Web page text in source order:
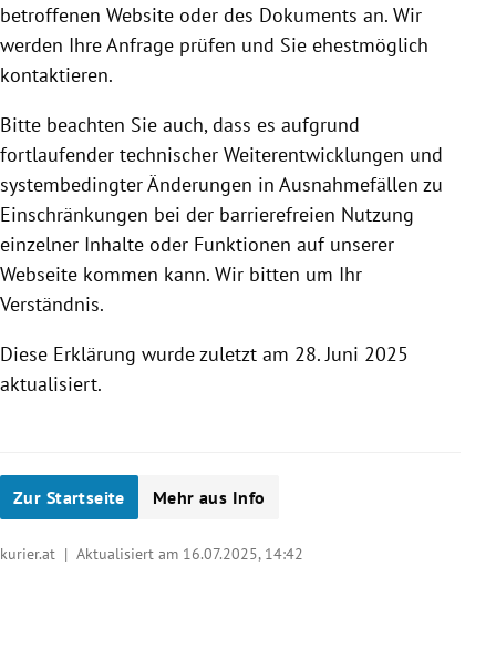
betroffenen Website oder des Dokuments an. Wir
werden Ihre Anfrage prüfen und Sie ehestmöglich
kontaktieren.
Bitte beachten Sie auch, dass es aufgrund
fortlaufender technischer Weiterentwicklungen und
systembedingter Änderungen in Ausnahmefällen zu
Einschränkungen bei der barrierefreien Nutzung
einzelner Inhalte oder Funktionen auf unserer
Webseite kommen kann. Wir bitten um Ihr
Verständnis.
Diese Erklärung wurde zuletzt am 28. Juni 2025
aktualisiert.
Zur Startseite Mehr aus Info
kurier.at | Aktualisiert am 16.07.2025, 14:42